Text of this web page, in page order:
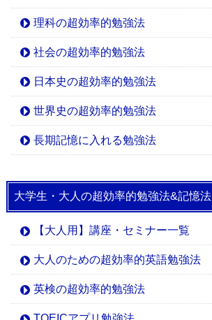
理科の超効率的勉強法
社会の超効率的勉強法
日本史の超効率的勉強法
世界史の超効率的勉強法
長期記憶に入れる勉強法
大学生・大人の超効率的勉強法&記憶法
【大人用】講座・セミナー一覧
大人のための超効率的英語勉強法
英検の超効率的勉強法